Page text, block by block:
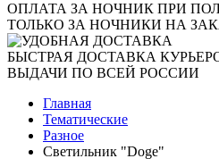
ОПЛАТА ЗА НОЧНИК ПРИ
ТОЛЬКО ЗА НОЧНИКИ НА
БЫСТРАЯ ДОСТАВКА
ВЫДАЧИ ПО ВСЕЙ РОССИИ
Главная
Тематические
Разное
Светильник "Doge"